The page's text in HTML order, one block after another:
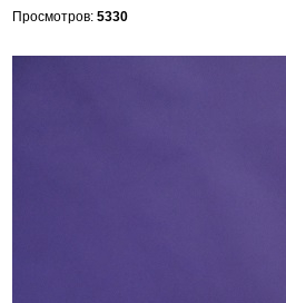
Просмотров: 5330